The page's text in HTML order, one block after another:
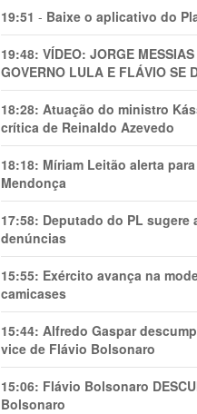
19:51 - Baixe o aplicativo do
19:48: VÍDEO: JORGE
GOVERNO LULA E FLÁVIO SE
18:28: Atuação do ministro
crítica de Reinaldo Azevedo
18:18: Míriam Leitão alerta
Mendonça
17:58: Deputado do PL sugere
denúncias
15:55: Exército avança na
camicases
15:44: Alfredo Gaspar
vice de Flávio Bolsonaro
15:06: Flávio Bolsonaro
Bolsonaro